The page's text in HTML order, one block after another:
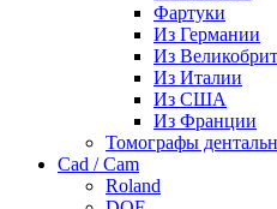
Фартуки
Из Германии
Из
Из Италии
Из США
Из Франции
Томографы
Cad / Cam
Roland